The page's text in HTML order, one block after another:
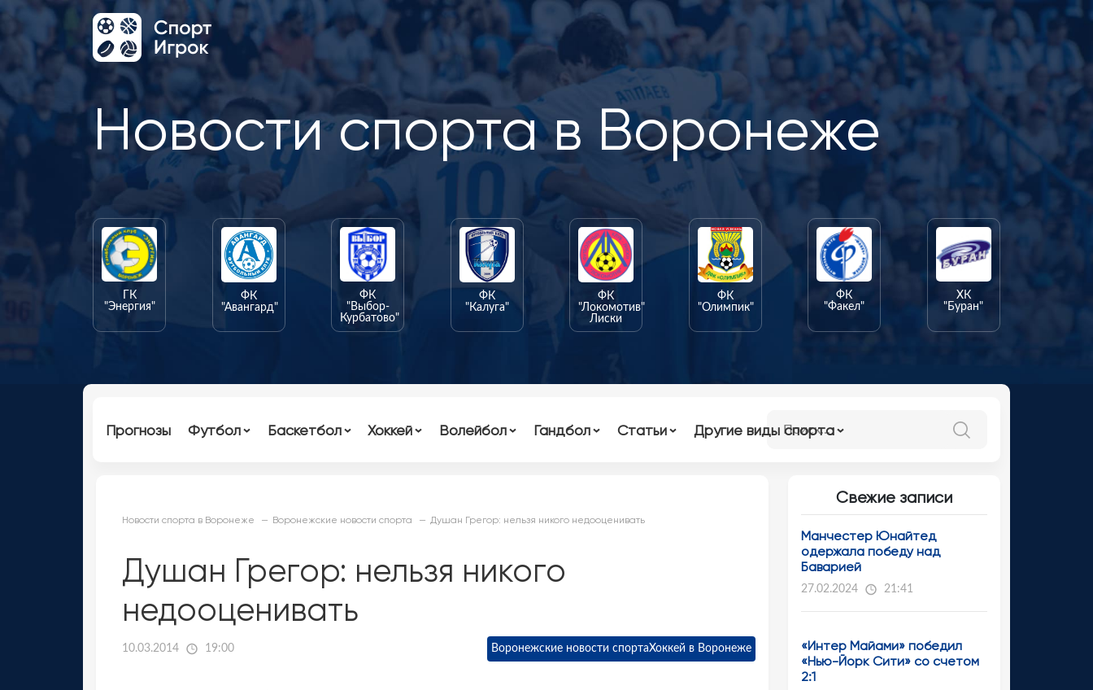
Новости спорта в Воронеже
ГК
"Энергия"
ФК
"Авангард"
ФК
"Выбор-
Курбатово"
ФК
"Калуга"
ФК
"Локомотив"
Лиски
ФК
"Олимпик"
ФК
"Факел"
ХК
"Буран"
Прогнозы Футбол Баскетбол Хоккей Волейбол Гандбол Статьи Другие виды спорта
Новости спорта в Воронеже Воронежские новости спорта Душан Грегор: нельзя никого недооценивать
Душан Грегор: нельзя никого
недооценивать
10.03.2014 19:00 Воронежские новости спортаХоккей в Воронеже
Свежие записи
Манчестер Юнайтед
одержала победу над
Баварией
27.02.2024 21:41
«Интер Майами» победил
«Нью-Йорк Сити» со счетом
2:1